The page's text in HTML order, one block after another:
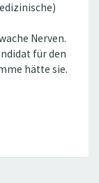
Nerven.
für den
hätte sie.